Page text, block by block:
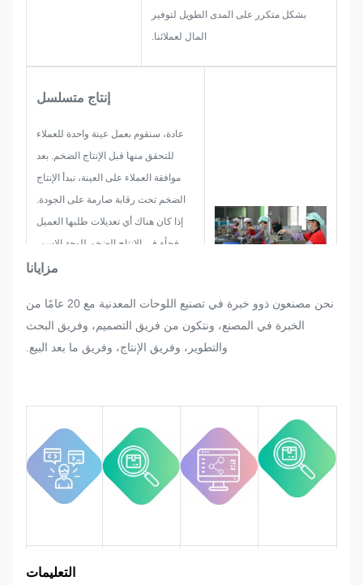
بشكل متكرر على المدى الطويل لتوفير
المال لعملائنا.
إنتاج متسلسل
عادة، سنقوم بعمل عينة واحدة للعملاء
للتحقق منها قبل الإنتاج الضخم. بعد
موافقة العملاء على العينة، نبدأ الإنتاج
الضخم تحت رقابة صارمة على الجودة.
إذا كان هناك أي تعديلات طلبها العميل
فجأة في الإنتاج الضخم للوحة الاسم،
لإرضائه إذا كان من الممكن تعديل ذلك.
سنقوم بمراقبة الجودة والتحكم فيها في
العملية برمتها لضمان تلبيتها لمتطلبات
مزايانا
نحن مصنعون ذوو خبرة في تصنيع اللوحات المعدنية مع 20 عامًا من
الخبرة في المصنع، ونتكون من فريق التصميم، وفريق البحث
والتطوير، وفريق الإنتاج، وفريق ما بعد البيع.
مزايا المنتج
التعليمات